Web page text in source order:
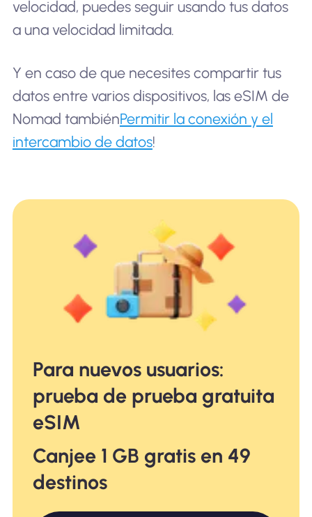
velocidad, puedes seguir usando tus datos
a una velocidad limitada.
Y en caso de que necesites compartir tus
datos entre varios dispositivos, las eSIM de
Nomad tambiénPermitir la conexión y el
intercambio de datos!
Para nuevos usuarios:
prueba de prueba gratuita
eSIM
Canjee 1 GB gratis en 49
destinos